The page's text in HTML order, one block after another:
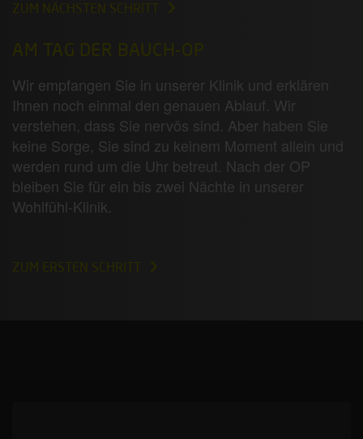
AM TAG DER BAUCH-OP
Wir empfangen Sie in unserer Klinik und erklären
Ihnen noch einmal den genauen Ablauf. Wir
verstehen, dass Sie nervös sind. Aber haben Sie
keine Sorge, Sie sind zu keinem Moment allein und
werden rund um die Uhr betreut. Nach der OP
bleiben Sie für ein bis zwei Nächte in unserer
Wohlfühl-Klinik.